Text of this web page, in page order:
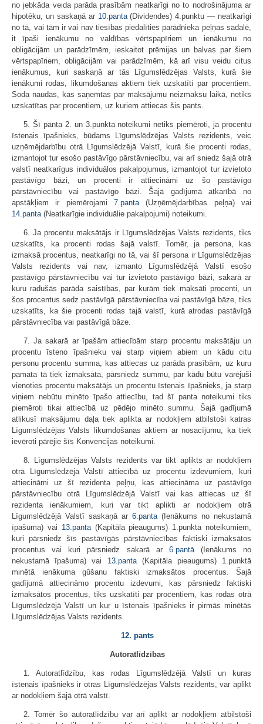
no jebkāda veida parāda prasībām neatkarīgi no to nodrošinājuma ar
hipotēku, un saskaņā ar 10.panta(Dividendes) 4.punktu — neatkarīgi
no tā, vai tām ir vai nav tiesības piedalīties parādnieka peļņas sadalē,
it īpaši ienākumu no valdības vērtspapīriem un ienākumu no
obligācijām un parādzīmēm, ieskaitot prēmijas un balvas par šiem
vērtspapīriem, obligācijām vai parādzīmēm, kā arī visu veidu citus
ienākumus, kuri saskaņā ar tās Līgumslēdzējas Valsts, kurā šie
ienākumi rodas, likumdošanas aktiem tiek uzskatīti par procentiem.
Soda naudas, kas saņemtas par maksājumu neizmaksu laikā, netiks
uzskatītas par procentiem, uz kuriem attiecas šis pants.
5. Šī panta 2. un 3.punkta noteikumi netiks piemēroti, ja procentu
īstenais īpašnieks, būdams Līgumslēdzējas Valsts rezidents, veic
uzņēmējdarbību otrā Līgumslēdzējā Valstī, kurā šie procenti rodas,
izmantojot tur esošo pastāvīgo pārstāvniecību, vai arī sniedz šajā otrā
valstī neatkarīgus individuālos pakalpojumus, izmantojot tur izvietoto
pastāvīgo bāzi, un procenti ir attiecināmi uz šo pastāvīgo
pārstāvniecību vai pastāvīgo bāzi. Šajā gadījumā atkarībā no
apstākļiem ir piemērojami 7.panta(Uzņēmējdarbības peļņa) vai
14.panta(Neatkarīgie individuālie pakalpojumi) noteikumi.
6. Ja procentu maksātājs ir Līgumslēdzējas Valsts rezidents, tiks
uzskatīts, ka procenti rodas šajā valstī. Tomēr, ja persona, kas
izmaksā procentus, neatkarīgi no tā, vai šī persona ir Līgumslēdzējas
Valsts rezidents vai nav, izmanto Līgumslēdzējā Valstī esošo
pastāvīgo pārstāvniecību vai tur izvietoto pastāvīgo bāzi, sakarā ar
kuru radušās parāda saistības, par kurām tiek maksāti procenti, un
šos procentus sedz pastāvīgā pārstāvniecība vai pastāvīgā bāze, tiks
uzskatīts, ka šie procenti rodas tajā valstī, kurā atrodas pastāvīgā
pārstāvniecība vai pastāvīgā bāze.
7. Ja sakarā ar īpašām attiecībām starp procentu maksātāju un
procentu īsteno īpašnieku vai starp viņiem abiem un kādu citu
personu procentu summa, kas attiecas uz parāda prasībām, uz kuru
pamata tā tiek izmaksāta, pārsniedz summu, par kādu būtu varējuši
vienoties procentu maksātājs un procentu īstenais īpašnieks, ja starp
viņiem nebūtu minēto īpašo attiecību, tad šī panta noteikumi tiks
piemēroti tikai attiecībā uz pēdējo minēto summu. Šajā gadījumā
atlikusī maksājumu daļa tiek aplikta ar nodokļiem atbilstoši katras
Līgumslēdzējas Valsts likumdošanas aktiem ar nosacījumu, ka tiek
ievēroti pārējie šīs Konvencijas noteikumi.
8. Līgumslēdzējas Valsts rezidents var tikt aplikts ar nodokļiem
otrā Līgumslēdzējā Valstī attiecībā uz procentu izdevumiem, kuri
attiecināmi uz šī rezidenta peļņu, kas attiecināma uz pastāvīgo
pārstāvniecību otrā Līgumslēdzējā Valstī vai kas attiecas uz šī
rezidenta ienākumiem, kuri var tikt aplikti ar nodokļiem otrā
Līgumslēdzējā Valstī saskaņā ar 6.panta(Ienākums no nekustamā
īpašuma) vai 13.panta(Kapitāla pieaugums) 1.punkta noteikumiem,
kuri pārsniedz šīs pastāvīgās pārstāvniecības faktiski izmaksātos
procentus vai kuri pārsniedz sakarā ar 6.pantā(Ienākums no
nekustamā īpašuma) vai 13.panta(Kapitāla pieaugums) 1.punktā
minētā ienākuma gūšanu faktiski izmaksātos procentus. Šajā
gadījumā attiecināmo procentu izdevumi, kas pārsniedz faktiski
izmaksātos procentus, tiks uzskatīti par procentiem, kas rodas otrā
Līgumslēdzējā Valstī un kur u īstenais īpašnieks ir pirmās minētās
Līgumslēdzējas Valsts rezidents.
12. pants
Autoratlīdzības
1. Autoratlīdzību, kas rodas Līgumslēdzējā Valstī un kuras
īstenais īpašnieks ir otras Līgumslēdzējas Valsts rezidents, var aplikt
ar nodokļiem šajā otrā valstī.
2. Tomēr šo autoratlīdzību var arī aplikt ar nodokļiem atbilstoši